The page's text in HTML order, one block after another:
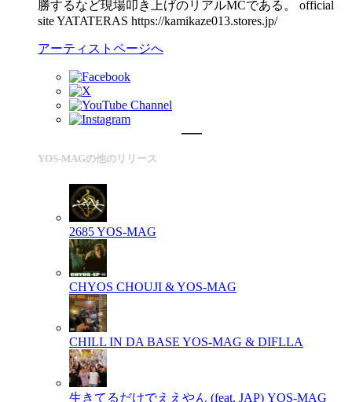
勝するなど現場叩き上げのリアルMCである。 official
site YATATERAS https://kamikaze013.stores.jp/
アーティストページへ
YOS-MAGの他のリリース
2685YOS-MAG
CHYOS CHOUJI & YOS-MAG
CHILL IN DA BASE YOS-MAG & DIFLLA
生きてるだけでええやん (feat. JAP) YOS-MAG